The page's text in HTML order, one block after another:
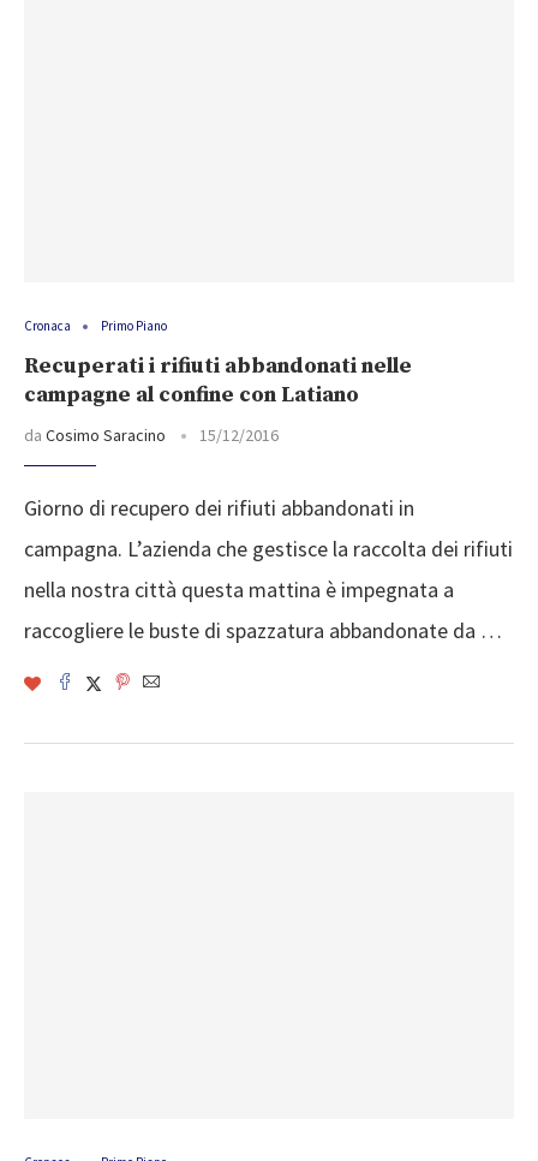
Cronaca Primo Piano
Recuperati i rifiuti abbandonati nelle
campagne al confine con Latiano
da Cosimo Saracino 15/12/2016
Giorno di recupero dei rifiuti abbandonati in
campagna. L’azienda che gestisce la raccolta dei rifiuti
nella nostra città questa mattina è impegnata a
raccogliere le buste di spazzatura abbandonate da …